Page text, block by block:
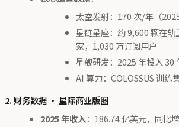
太空发射：170 次/年（2025
星链星座：约 9,600 颗在
家，1,030 万订阅用户
星舰研发：2025 年投入 30
AI 算力：COLOSSUS 训练
2. 财务数据 · 星际商业版图
2025 年收入：186.74 亿美元，同比